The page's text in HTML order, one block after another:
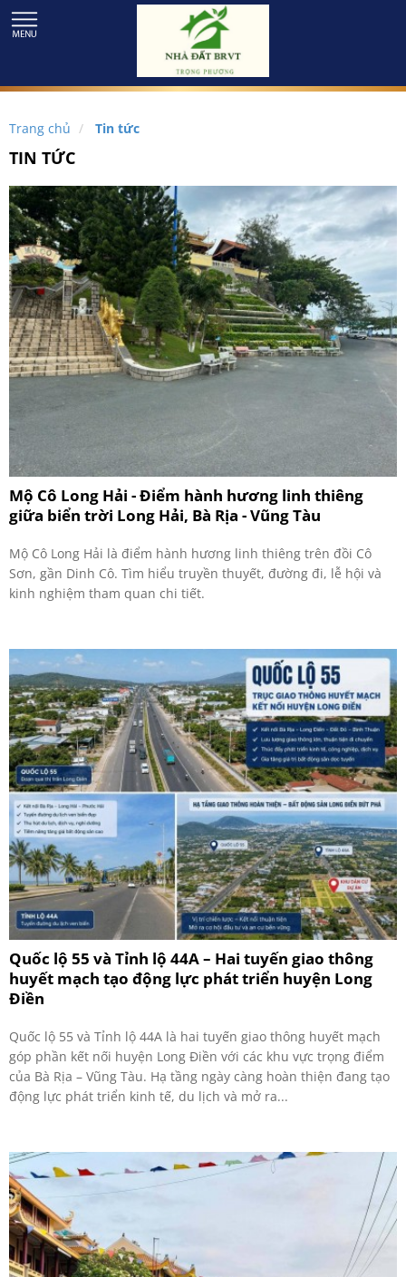
Trang chủ Tin tức
TIN TỨC
Mộ Cô Long Hải - Điểm hành hương linh thiêng
giữa biển trời Long Hải, Bà Rịa - Vũng Tàu
Mộ Cô Long Hải là điểm hành hương linh thiêng trên đồi Cô
Sơn, gần Dinh Cô. Tìm hiểu truyền thuyết, đường đi, lễ hội và
kinh nghiệm tham quan chi tiết.
Quốc lộ 55 và Tỉnh lộ 44A – Hai tuyến giao thông
huyết mạch tạo động lực phát triển huyện Long
Điền
Quốc lộ 55 và Tỉnh lộ 44A là hai tuyến giao thông huyết mạch
góp phần kết nối huyện Long Điền với các khu vực trọng điểm
của Bà Rịa – Vũng Tàu. Hạ tầng ngày càng hoàn thiện đang tạo
động lực phát triển kinh tế, du lịch và mở ra...